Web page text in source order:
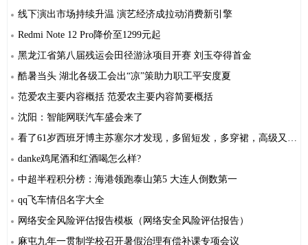
线下演出市场持续升温 演艺经济成拉动消费新引擎
Redmi Note 12 Pro降价至1299元起
黑龙江省第八届残运会田径游泳项目开赛 刘玉夺得首金
酷暑当头 湖北各级工会出“凉”策助力职工平安度夏
范爱农主要内容概括 范爱农主要内容简要概括
沈阳：智能网联汽车盛会来了
看了61岁西班牙博主苏塞尔才发现，多留短发，多穿裙，高级又时髦
danke鸡尾酒和红酒喝怎么样?
中超半程积分榜：海港领跑泰山第5 大连人倒数第一
qq飞车情侣名字大全
网络安全风险评估报告模板（网络安全风险评估报告）
麻屯九年一贯制学校召开暑假治理有偿补课专项会议